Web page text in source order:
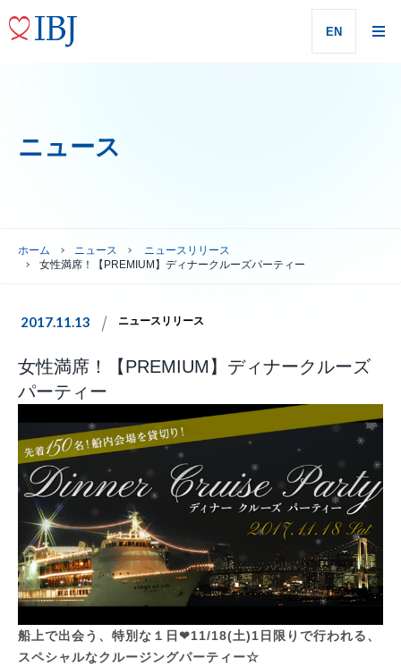
EN
ニュース
ホーム ニュース
ニュースリリース
女性満席！【PREMIUM】ディナークルーズパーティー
2017.11.13 ニュースリリース
女性満席！【PREMIUM】ディナークルーズ
パーティー
船上で出会う、特別な１日❤11/18(土)1日限りで行われる、
スペシャルなクルージングパーティー☆